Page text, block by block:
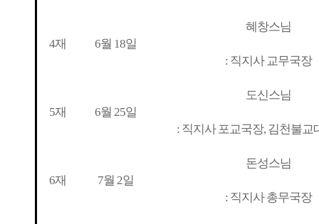
4재 6월 18일
혜창스님
: 직지사 교무국장
5재 6월 25일
도신스님
: 직지사 포교국장, 김천불교
6재 7월 2일
돈성스님
: 직지사 총무국장